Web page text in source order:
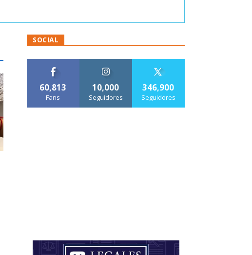
SOCIAL
60,813
Fans
10,000
Seguidores
346,900
Seguidores